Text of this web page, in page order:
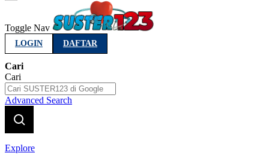
Toggle Nav
LOGIN DAFTAR
Cari
Cari
Advanced Search
Explore